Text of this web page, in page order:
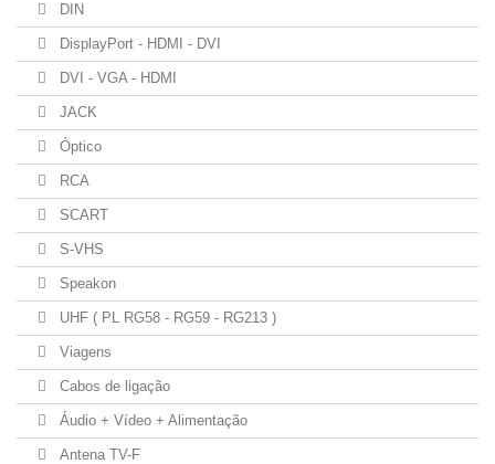
DIN
DisplayPort - HDMI - DVI
DVI - VGA - HDMI
JACK
Óptico
RCA
SCART
S-VHS
Speakon
UHF ( PL RG58 - RG59 - RG213 )
Viagens
Cabos de ligação
Áudio + Vídeo + Alimentação
Antena TV-F